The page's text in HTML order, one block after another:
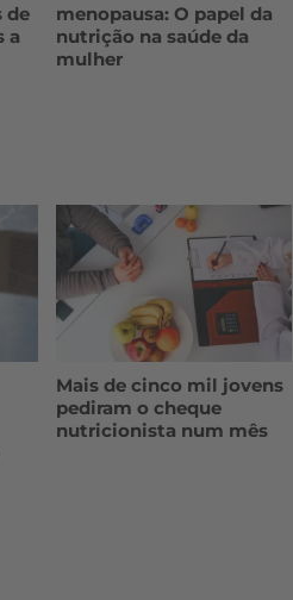
de
a
menopausa: O papel da
nutrição na saúde da
mulher
Mais de cinco mil jovens
pediram o cheque
nutricionista num mês